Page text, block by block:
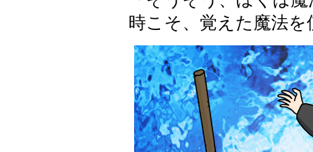
時こそ、覚えた魔法